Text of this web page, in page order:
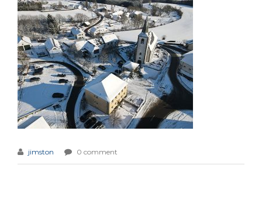
jimston 0 comment